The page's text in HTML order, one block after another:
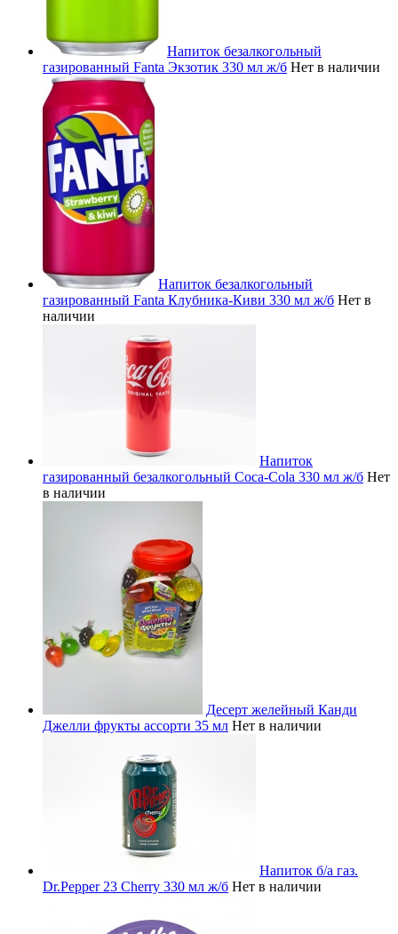
Напиток безалкогольный
газированный Fanta Экзотик 330 мл ж/б Нет в наличии
Напиток безалкогольный
газированный Fanta Клубника-Киви 330 мл ж/б Нет в
наличии
Напиток
газированный безалкогольный Coca-Cola 330 мл ж/б Нет
в наличии
Десерт желейный Канди
Джелли фрукты ассорти 35 мл Нет в наличии
Напиток б/а газ.
Dr.Pepper 23 Cherry 330 мл ж/б Нет в наличии